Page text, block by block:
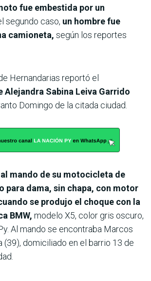
fue embestida por un
segundo caso, un hombre fue
camioneta, según los reportes
Hernandarias reportó el
Sabina Leiva Garrido
Domingo de la citada ciudad.
mando de su motocicleta de
para dama, sin chapa, con motor
se produjo el choque con la
BMW, modelo X5, color gris oscuro,
Al mando se encontraba Marcos
(39), domiciliado en el barrio 13 de